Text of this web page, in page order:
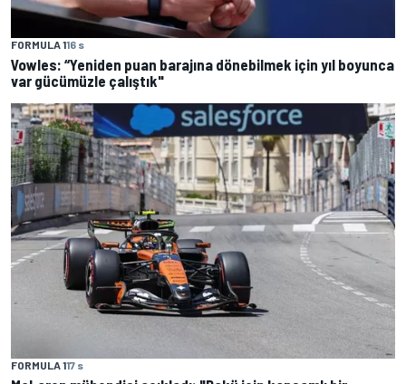
FORMULA 116 s
Vowles: “Yeniden puan barajına dönebilmek için yıl boyunca
var gücümüzle çalıştık"
FORMULA 117 s